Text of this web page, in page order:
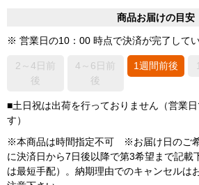
商品お届けの目安
※ 営業日の10：00 時点で決済が完了して
2～4日前
後
4～6日前
後
1週間前後
■土日祝は出荷を行っておりません（営業
す）
※本商品は時間指定不可 ※お届け日のご
に決済日から7日後以降で第3希望まで記載
は最短手配）。納期理由でのキャンセルは